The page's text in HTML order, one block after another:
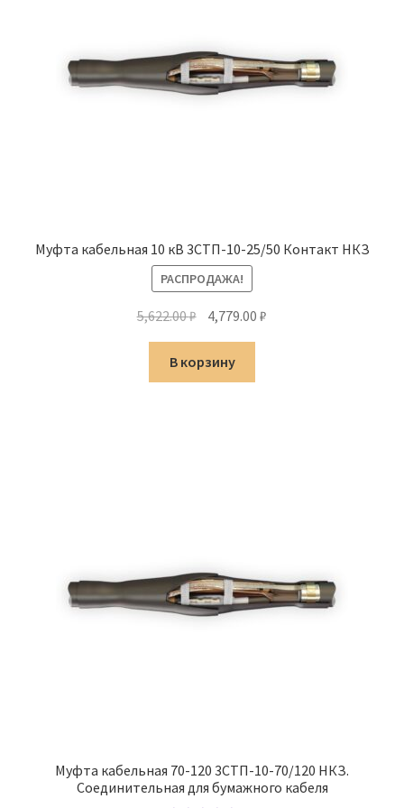
Муфта кабельная 10 кВ 3СТП-10-25/50 Контакт НКЗ
РАСПРОДАЖА!
5,622.00₽ Первоначальная
составляла
5,622.00 ₽.
4,779.00₽
В корзину
Муфта кабельная 70-120 3СТП-10-70/120 НКЗ.
Соединительная для бумажного кабеля